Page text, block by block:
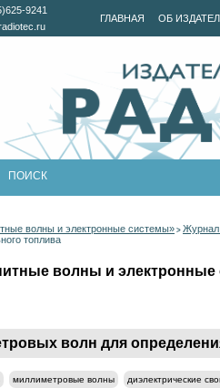
ГЛАВНАЯ ОБ
9241
волны и электронные системы» > Журнал
топлива
волны и электронные
волн для
миллиметровые волны диэлектрические